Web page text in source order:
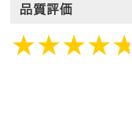
品質評価